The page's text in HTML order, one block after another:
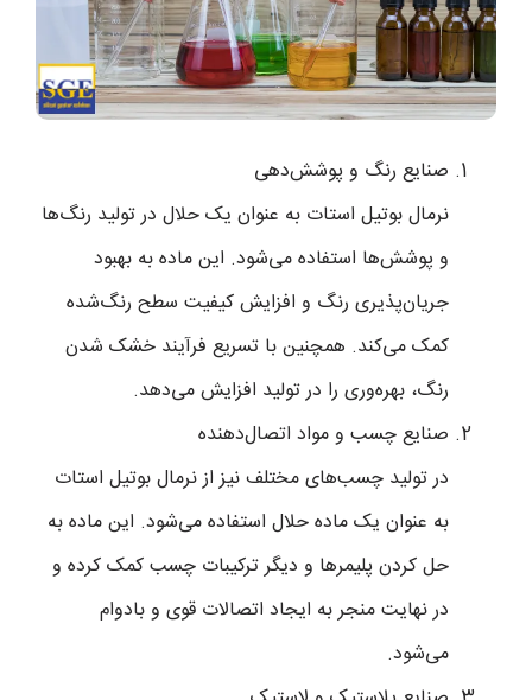
صنایع رنگ و پوشش‌دهی
نرمال بوتیل استات به عنوان یک حلال در تولید رنگ‌ها
و پوشش‌ها استفاده می‌شود. این ماده به بهبود
جریان‌پذیری رنگ و افزایش کیفیت سطح رنگ‌شده
کمک می‌کند. همچنین با تسریع فرآیند خشک شدن
رنگ، بهره‌وری را در تولید افزایش می‌دهد.
صنایع چسب و مواد اتصال‌دهنده
در تولید چسب‌های مختلف نیز از نرمال بوتیل استات
به عنوان یک ماده حلال استفاده می‌شود. این ماده به
حل کردن پلیمرها و دیگر ترکیبات چسب کمک کرده و
در نهایت منجر به ایجاد اتصالات قوی و بادوام
می‌شود.